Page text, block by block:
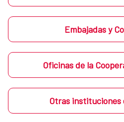
Embajadas y
Oficinas de la
Otras instituciones